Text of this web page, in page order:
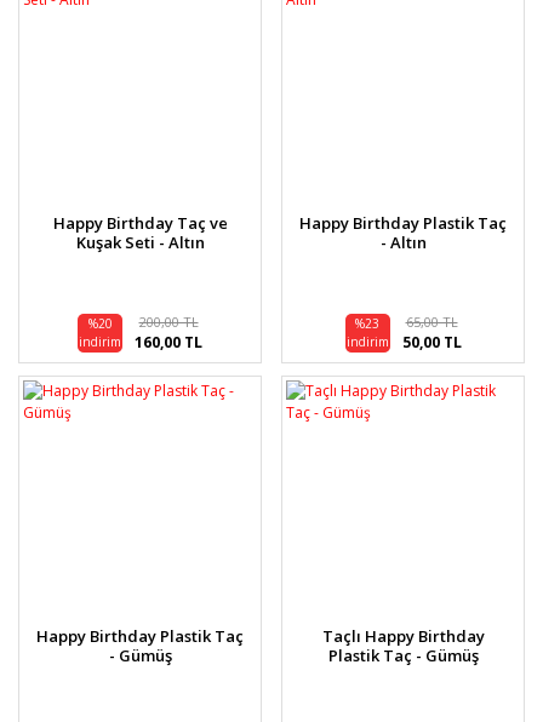
Happy Birthday Taç ve
Kuşak Seti - Altın
%20
indirim
200,00 TL
160,00 TL
Happy Birthday Plastik Taç
- Altın
%23
indirim
65,00 TL
50,00 TL
Happy Birthday Plastik Taç
- Gümüş
Taçlı Happy Birthday
Plastik Taç - Gümüş